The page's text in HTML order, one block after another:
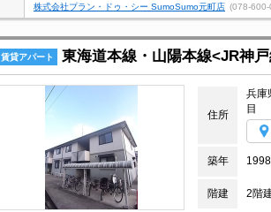
株式会社プラン・ドゥ・シー SumoSumo元町店 (078-
賃貸アパート 東海道本線・山陽本線<JR神
住所
兵庫
目
築年
階建 2階